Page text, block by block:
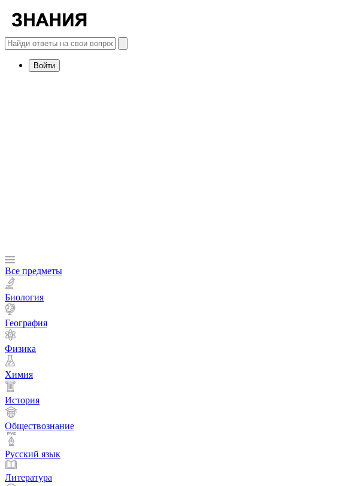
Войти
Все предметы
Биология
География
Физика
Химия
История
Обществознание
Русский язык
Литература